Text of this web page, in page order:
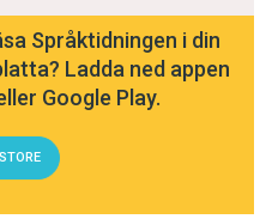
Språktidningen i din
Ladda ned appen
Google Play.